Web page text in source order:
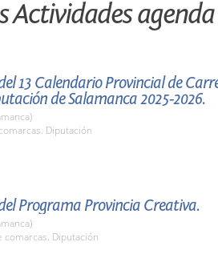
Actividades
13 Calendario Provincial de
de Salamanca 2025-2026.
Diputación
Programa Provincia Creativa.
comarcas. Diputación